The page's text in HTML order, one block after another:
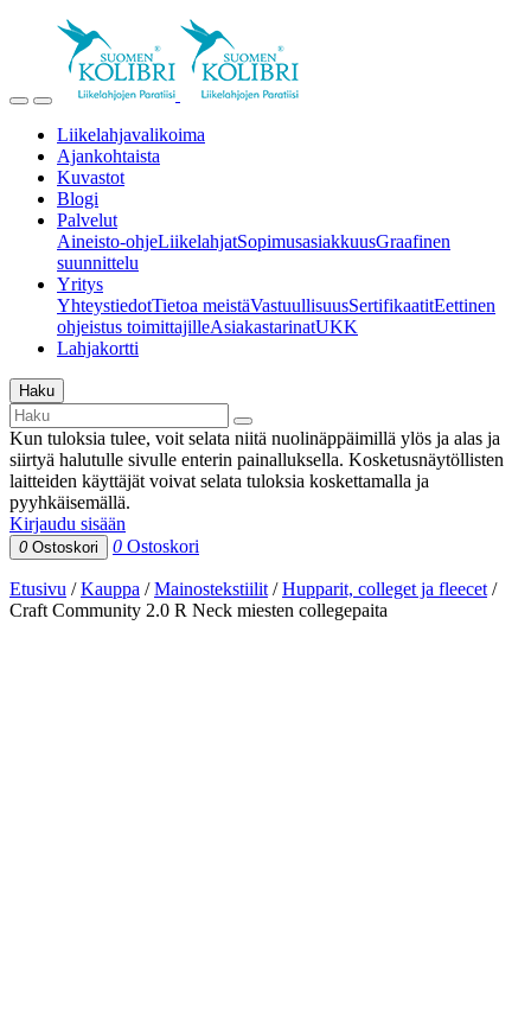
Liikelahjavalikoima
Ajankohtaista
Kuvastot
Blogi
Palvelut
Aineisto-ohjeLiikelahjatSopimusasiakkuusGraafinen
suunnittelu
Yritys
YhteystiedotTietoa meistäVastuullisuusSertifikaatitEettinen
ohjeistus toimittajilleAsiakastarinatUKK
Lahjakortti
Haku
Kun tuloksia tulee, voit selata niitä nuolinäppäimillä ylös ja alas ja
siirtyä halutulle sivulle enterin painalluksella. Kosketusnäytöllisten
laitteiden käyttäjät voivat selata tuloksia koskettamalla ja
pyyhkäisemällä.
Kirjaudu sisään
0 Ostoskori 0 Ostoskori
Etusivu /Kauppa /Mainostekstiilit /Hupparit, colleget ja fleecet /
Craft Community 2.0 R Neck miesten collegepaita